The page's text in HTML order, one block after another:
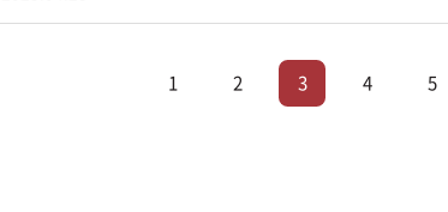
1 2 3 4 5